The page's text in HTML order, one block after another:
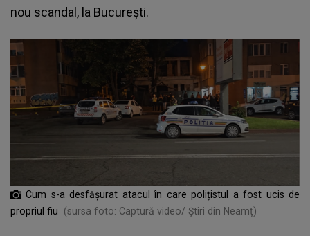
nou scandal, la București.
Cum s-a desfășurat atacul în care polițistul a fost ucis de
propriul fiu
(sursa foto: Captură video/ Știri din Neamț)